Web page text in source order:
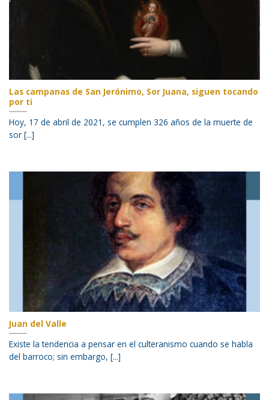
Las campanas de San Jerónimo, Sor Juana, siguen tocando
por ti
Hoy, 17 de abril de 2021, se cumplen 326 años de la muerte de
sor [...]
Juan del Valle
Existe la tendencia a pensar en el culteranismo cuando se habla
del barroco; sin embargo, [...]